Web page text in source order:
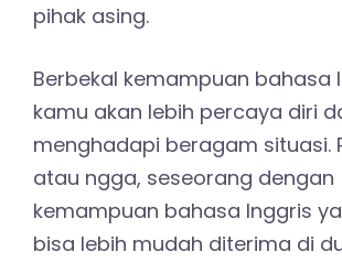
pihak asing.
Berbekal kemampuan bahasa
kamu akan lebih percaya diri
menghadapi beragam situasi.
atau ngga, seseorang dengan
kemampuan bahasa Inggris
bisa lebih mudah diterima di